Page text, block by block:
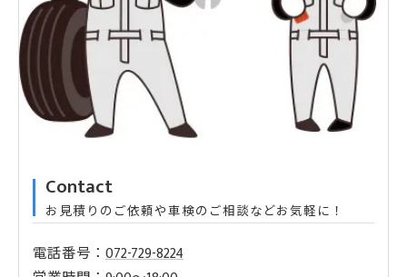
Contact
お見積りのご依頼や車検のご相談などお気軽に！
電話番号： 072-729-8224